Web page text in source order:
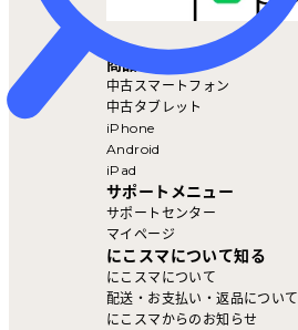
商品を探す
中古スマートフォン
中古タブレット
iPhone
Android
iPad
サポートメニュー
サポートセンター
マイページ
にこスマについて知る
にこスマについて
配送・お支払い・返品について
にこスマからのお知らせ